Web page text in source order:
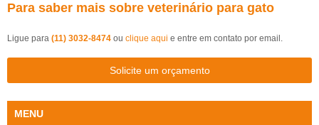
Para saber mais sobre veterinário para gato
Ligue para (11) 3032-8474 ou clique aqui e entre em contato por email.
Solicite um orçamento
MENU